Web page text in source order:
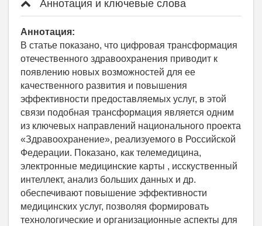
Аннотация и ключевые слова
Аннотация:
В статье показано, что цифровая трансформация
отечественного здравоохранения приводит к
появлению новых возможностей для ее
качественного развития и повышения
эффективности предоставляемых услуг, в этой
связи подобная трансформация является одним
из ключевых направлений национального проекта
«Здравоохранение», реализуемого в Российской
Федерации. Показано, как телемедицина,
электронные медицинские карты , исскуственный
интеллект, анализ больших данных и др.
обеспечивают повышение эффективности
медицинских услуг, позволяя формировать
технологические и организационные аспекты для